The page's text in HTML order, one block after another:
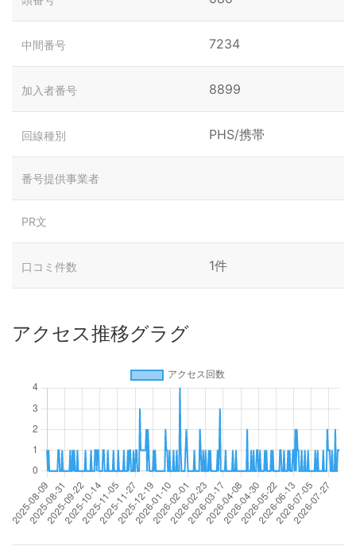
中間番号 7234
加入者番号 8899
回線種別 PHS/携帯
番号提供事業者
PR文
口コミ件数 1件
アクセス推移グラグ